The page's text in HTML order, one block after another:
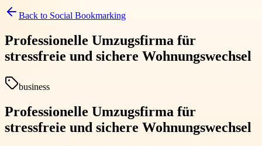
Back to Social Bookmarking
Professionelle Umzugsfirma für
stressfreie und sichere Wohnungswechsel
business
Professionelle Umzugsfirma für
stressfreie und sichere Wohnungswechsel